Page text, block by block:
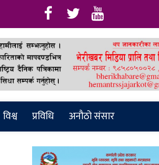
विश्व प्रविधि अनौठो संसार